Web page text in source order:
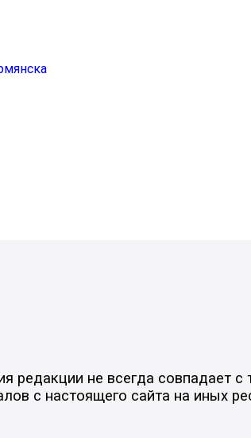
не всегда совпадает с
с настоящего сайта на иных